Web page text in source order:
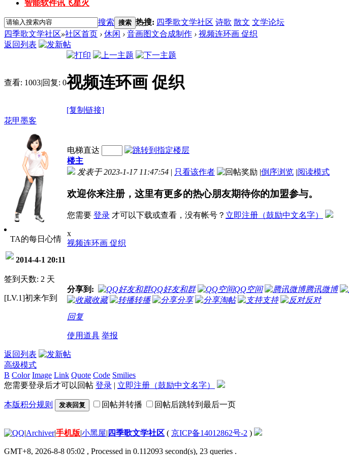
智能软件讯飞星火
搜索 搜索 热搜: 四季歌文学社区 诗歌 散文 文学论坛
四季歌文学社区»社区首页 › 休闲 › 音画图文合成制作 › 视频连环画 促织
返回列表
查看: 1003|回复: 0视频连环画 促织
[复制链接]
花甲墨客
TA的每日心情
2014-4-1 20:11
签到天数: 2 天
[LV.1]初来乍到
电梯直达
楼主
发表于 2023-1-17 11:47:54 | 只看该作者 |倒序浏览 |阅读模式
欢迎你来注册，这里有更多的热心朋友期待你的加盟参与。
您需要 登录 才可以下载或查看，没有帐号？ 立即注册（鼓励中文名字）
x
视频连环画 促织
分享到: QQ好友和群 QQ空间 腾讯微博
收藏
转播 分享 淘帖 支持
反对
回复
使用道具 举报
返回列表
高级模式
B Color Image Link Quote Code Smilies
您需要登录后才可以回帖 登录 | 立即注册（鼓励中文名字）
本版积分规则 发表回复 回帖并转播 回帖后跳转到最后一页
|Archiver|手机版|小黑屋| 四季歌文学社区 ( 京ICP备14012862号-2 )
GMT+8, 2026-8-8 05:02 , Processed in 0.112093 second(s), 23 queries .